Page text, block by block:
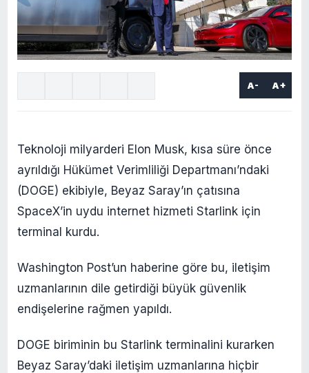
A- A+
Teknoloji milyarderi Elon Musk, kısa süre önce
ayrıldığı Hükümet Verimliliği Departmanı’ndaki
(DOGE) ekibiyle, Beyaz Saray’ın çatısına
SpaceX’in uydu internet hizmeti Starlink için
terminal kurdu.
Washington Post’un haberine göre bu, iletişim
uzmanlarının dile getirdiği büyük güvenlik
endişelerine rağmen yapıldı.
DOGE biriminin bu Starlink terminalini kurarken
Beyaz Saray’daki iletişim uzmanlarına hiçbir